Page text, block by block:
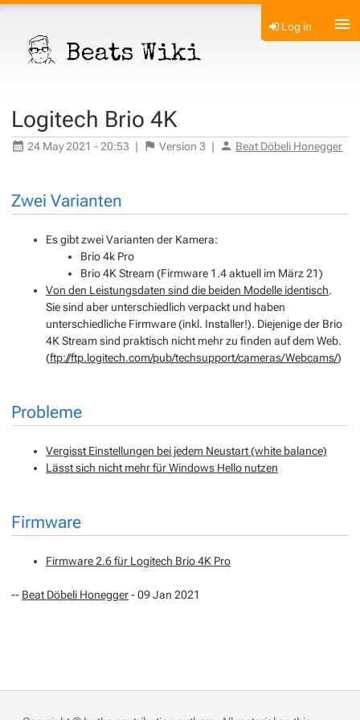
Log in
Logitech Brio 4K
24 May 2021 - 20:53 | Version 3 | Beat Döbeli Honegger
Zwei Varianten
Es gibt zwei Varianten der Kamera:
Brio 4k Pro
Brio 4K Stream (Firmware 1.4 aktuell im März 21)
Von den Leistungsdaten sind die beiden Modelle identisch.
Sie sind aber unterschiedlich verpackt und haben
unterschiedliche Firmware (inkl. Installer!). Diejenige der Brio
4K Stream sind praktisch nicht mehr zu finden auf dem Web.
(ftp://ftp.logitech.com/pub/techsupport/cameras/Webcams/)
Probleme
Vergisst Einstellungen bei jedem Neustart (white balance)
Lässt sich nicht mehr für Windows Hello nutzen
Firmware
Firmware 2.6 für Logitech Brio 4K Pro
-- Beat Döbeli Honegger- 09 Jan 2021